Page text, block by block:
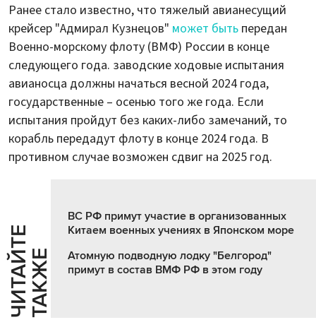
Ранее стало известно, что тяжелый авианесущий
крейсер "Адмирал Кузнецов" может быть передан
Военно-морскому флоту (ВМФ) России в конце
следующего года. заводские ходовые испытания
авианосца должны начаться весной 2024 года,
государственные – осенью того же года. Если
испытания пройдут без каких-либо замечаний, то
корабль передадут флоту в конце 2024 года. В
противном случае возможен сдвиг на 2025 год.
Ч
И
Т
АЙ
Т
Е
Т
А
К
ЖЕ
ВС РФ примут участие в организованных
Китаем военных учениях в Японском море
Атомную подводную лодку "Белгород"
примут в состав ВМФ РФ в этом году